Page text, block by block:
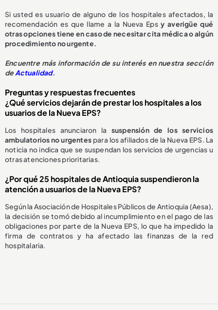
Si usted es usuario de alguno de los hospitales afectados, la
recomendación es que llame a la Nueva Epsy averigüe qué
otras opciones tiene en caso de necesitar cita médica o algún
procedimiento no urgente.
Encuentre más información de su interés en nuestra sección
deActualidad.
Preguntas y respuestas frecuentes
¿Qué servicios dejarán de prestar los hospitales a los
usuarios de la Nueva EPS?
Los hospitales anunciaron la suspensión de los servicios
ambulatorios no urgentes para los afiliados de la Nueva EPS. La
noticia no indica que se suspendan los servicios de urgencias u
otras atenciones prioritarias.
¿Por qué 25 hospitales de Antioquia suspendieron la
atención a usuarios de la Nueva EPS?
Según la Asociación de Hospitales Públicos de Antioquia (Aesa),
la decisión se tomó debido al incumplimiento en el pago de las
obligaciones por parte de la Nueva EPS, lo que ha impedido la
firma de contratos y ha afectado las finanzas de la red
hospitalaria.